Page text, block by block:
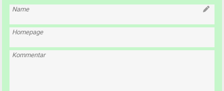
Name
Homepage
Kommentar